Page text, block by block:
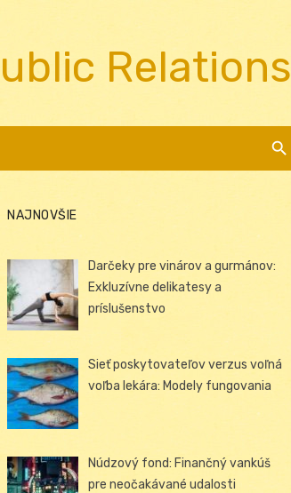
Relations
NAJNOVŠIE
Darčeky pre vinárov a gurmánov:
Exkluzívne delikatesy a
príslušenstvo
Sieť poskytovateľov verzus voľná
voľba lekára: Modely fungovania
Núdzový fond: Finančný vankúš
pre neočakávané udalosti